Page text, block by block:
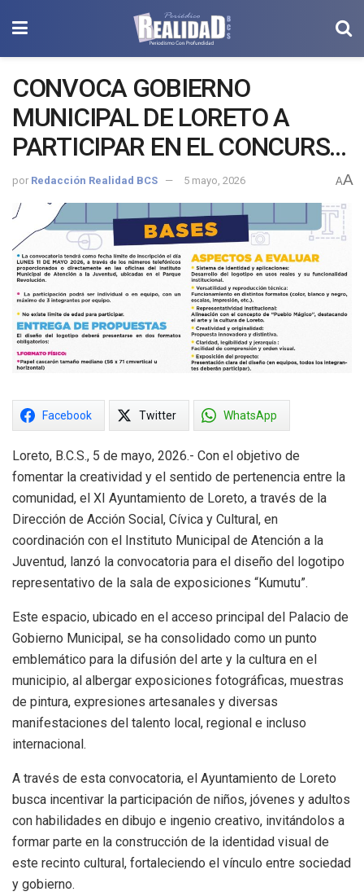
CONVOCA GOBIERNO
MUNICIPAL DE LORETO A
PARTICIPAR EN EL CONCURSO
PARA LA CREACIÓN DEL
LOGOTIPO DE LA SALA
“KUMUTU”
por Redacción Realidad BCS 5 mayo, 2026 AA
Facebook Twitter WhatsApp
Loreto, B.C.S., 5 de mayo, 2026.- Con el objetivo de
fomentar la creatividad y el sentido de pertenencia entre la
comunidad, el XI Ayuntamiento de Loreto, a través de la
Dirección de Acción Social, Cívica y Cultural, en
coordinación con el Instituto Municipal de Atención a la
Juventud, lanzó la convocatoria para el diseño del logotipo
representativo de la sala de exposiciones “Kumutu”.
Este espacio, ubicado en el acceso principal del Palacio de
Gobierno Municipal, se ha consolidado como un punto
emblemático para la difusión del arte y la cultura en el
municipio, al albergar exposiciones fotográficas, muestras
de pintura, expresiones artesanales y diversas
manifestaciones del talento local, regional e incluso
internacional.
A través de esta convocatoria, el Ayuntamiento de Loreto
busca incentivar la participación de niños, jóvenes y adultos
con habilidades en dibujo e ingenio creativo, invitándolos a
formar parte en la construcción de la identidad visual de
este recinto cultural, fortaleciendo el vínculo entre sociedad
y gobierno.